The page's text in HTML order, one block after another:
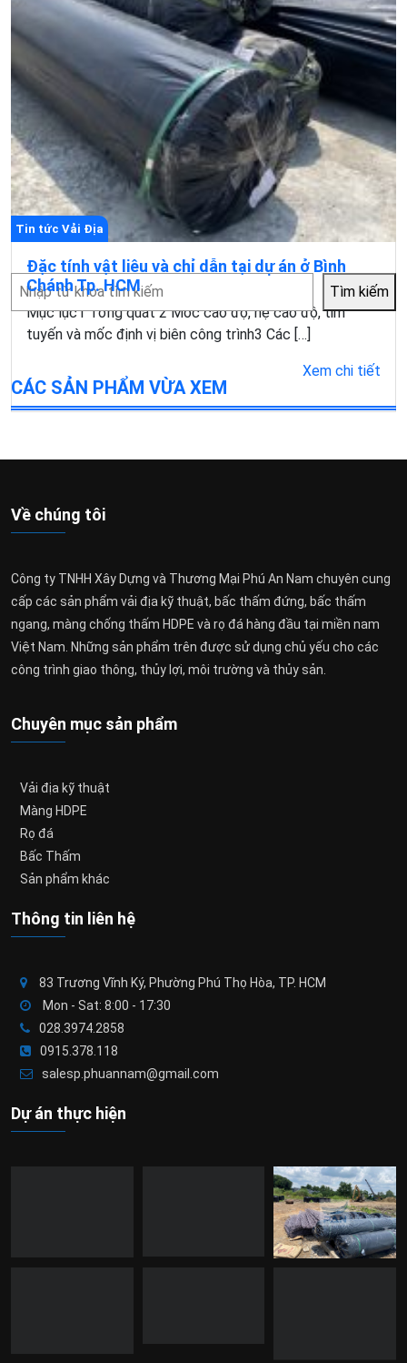
Tin tức Vải Địa
Đặc tính vật liêu và chỉ dẫn tại dự án ở Bình
Chánh Tp. HCM
Mục lục1 Tổng quát 2 Móc cao độ, hệ cao độ, tim
tuyến và mốc định vị biên công trình3 Các […]
Xem chi tiết
Tìm
Tìm kiếm
CÁC SẢN PHẨM VỪA XEM
Về chúng tôi
Công ty TNHH Xây Dựng và Thương Mại Phú An Nam chuyên cung
cấp các sản phẩm vải địa kỹ thuật, bấc thấm đứng, bấc thấm
ngang, màng chống thấm HDPE và rọ đá hàng đầu tại miền nam
Việt Nam. Những sản phẩm trên được sử dụng chủ yếu cho các
công trình giao thông, thủy lợi, môi trường và thủy sản.
Chuyên mục sản phẩm
Vải địa kỹ thuật
Màng HDPE
Rọ đá
Bấc Thấm
Sản phẩm khác
Thông tin liên hệ
83 Trương Vĩnh Ký, Phường Phú Thọ Hòa, TP. HCM
Mon - Sat: 8:00 - 17:30
028.3974.2858
0915.378.118
salesp.phuannam@gmail.com
Dự án thực hiện